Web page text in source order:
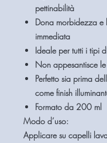
pettinabilità
Dona morbidezza e
immediata
Ideale per tutti i tipi
Non appesantisce
Perfetto sia prima
come finish
Formato da 200 ml
Modo d’uso:
Applicare su capelli